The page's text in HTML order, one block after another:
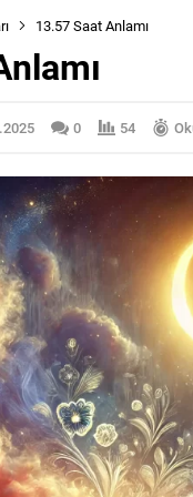
13.57 Saat Anlamı
0 54